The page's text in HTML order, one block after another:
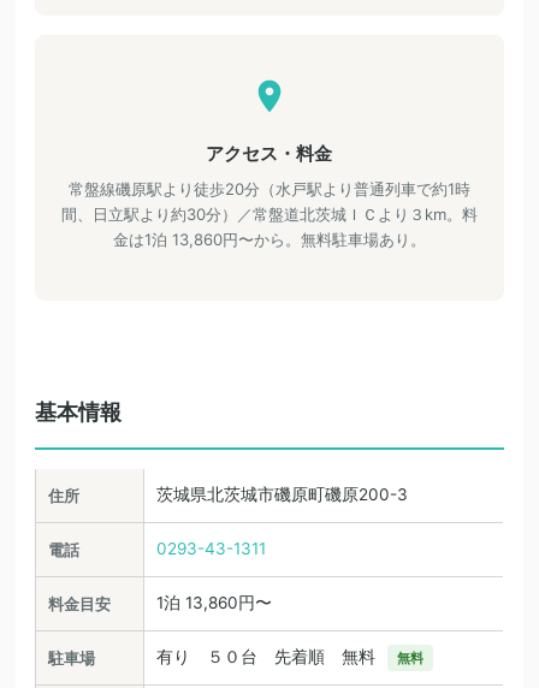
アクセス・料金
常盤線磯原駅より徒歩20分（水戸駅より普通列車で約1時
間、日立駅より約30分）／常盤道北茨城ＩＣより３km。料
金は1泊 13,860円〜から。無料駐車場あり。
基本情報
住所 茨城県北茨城市磯原町磯原200-3
電話 0293-43-1311
料金目安 1泊 13,860円〜
駐車場 有り ５０台 先着順 無料 無料